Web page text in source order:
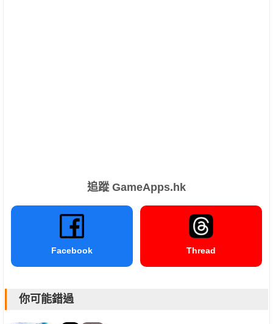
追蹤 GameApps.hk
Facebook Thread
你可能錯過